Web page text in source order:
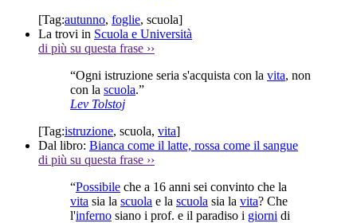
[Tag:autunno, foglie, scuola]
La trovi in Scuola e Università
di più su questa frase ››
“Ogni istruzione seria s'acquista con la vita, non
con la scuola.”
Lev Tolstoj
[Tag:istruzione, scuola, vita]
Dal libro: Bianca come il latte, rossa come il sangue
di più su questa frase ››
“Possibile che a 16 anni sei convinto che la
vita sia la scuola e la scuola sia la vita? Che
l'inferno siano i prof. e il paradiso i giorni di